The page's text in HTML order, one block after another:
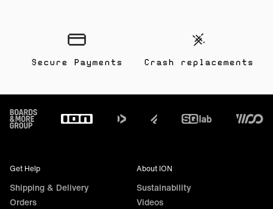
Secure Payments Crash replacements
Footer
Get Help
Shipping & Delivery
Orders
About ION
Sustainability
Videos